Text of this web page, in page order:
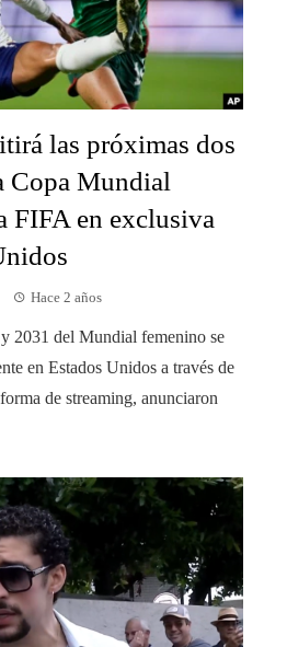
las próximas dos
Copa Mundial
FIFA en exclusiva
Hace 2 años
2031 del Mundial femenino se
en Estados Unidos a través de
de streaming, anunciaron